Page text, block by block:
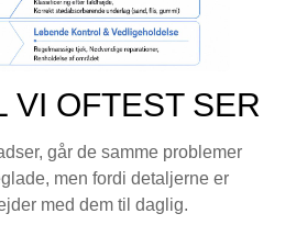
VI OFTEST SER
går de samme problemer
men fordi detaljerne er
med dem til daglig.